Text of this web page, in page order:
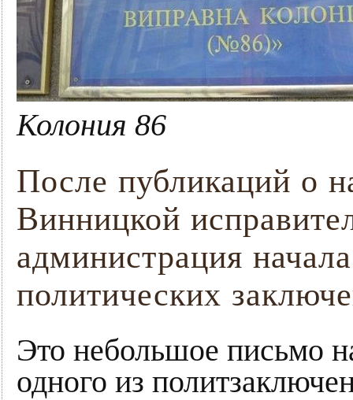
Колония 86
После публикаций о
Винницкой
администрация
политических
Это небольшое письмо
одного из